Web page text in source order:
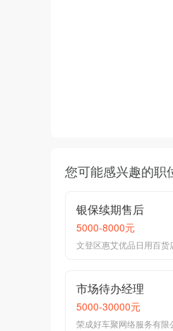
您可能感兴趣的职
银保续期售后
5000-8000元
文登区惠艾优品日用百货
市场待办经理
5000-30000元
荣成好车聚网络服务有限